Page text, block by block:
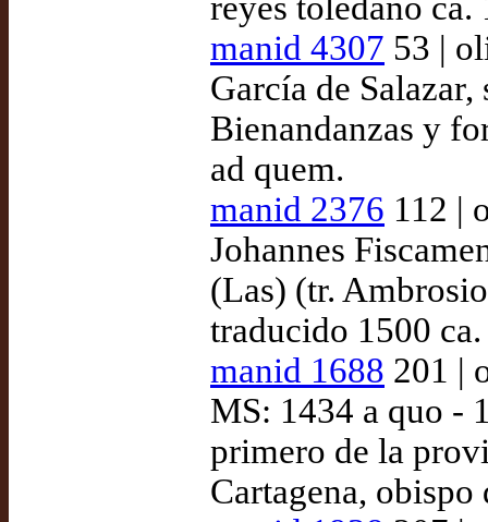
manid 4307 53 |
García de Salazar,
Bienandanzas y
ad quem.
manid 2376 112 |
Johannes
(Las) (tr.
traducido 1500
manid 1688 201 |
MS: 1434 a quo -
primero de la
Cartagena,